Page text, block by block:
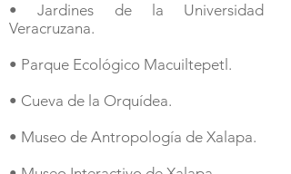
• Jardines de la Universidad
Veracruzana.
• Parque Ecológico Macuiltepetl.
• Cueva de la Orquídea.
• Museo de Antropología de Xalapa.